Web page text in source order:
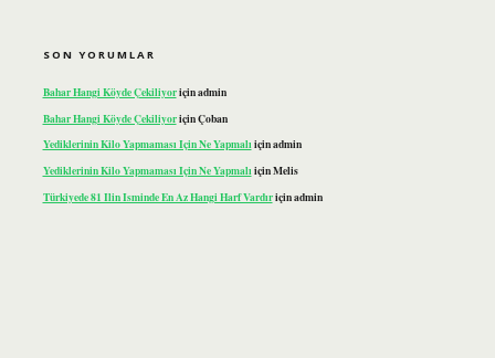
SON YORUMLAR
Bahar Hangi Köyde Çekiliyoriçinadmin
Bahar Hangi Köyde ÇekiliyoriçinÇoban
Yediklerinin Kilo Yapmaması Için Ne Yapmalıiçinadmin
Yediklerinin Kilo Yapmaması Için Ne YapmalıiçinMelis
Türkiyede 81 Ilin Isminde En Az Hangi Harf Vardıriçinadmin